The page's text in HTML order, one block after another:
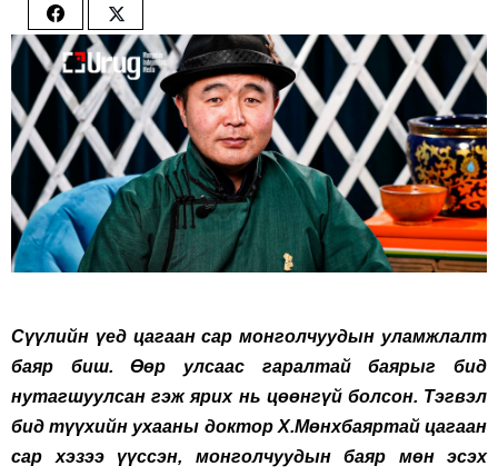
Share
on
Facebook
Share
on
Twitter
Сүүлийн үед цагаан сар монголчуудын уламжлалт
баяр биш. Өөр улсаас гаралтай баярыг бид
нутагшуулсан гэж ярих нь цөөнгүй болсон. Тэгвэл
бид түүхийн ухааны доктор Х.Мөнхбаяртай цагаан
сар хэзээ үүссэн, монголчуудын баяр мөн эсэх